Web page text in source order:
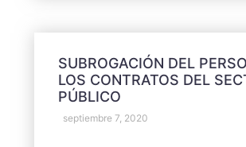
SUBROGACIÓN DEL
LOS CONTRATOS DEL
PÚBLICO
septiembre 7, 2020